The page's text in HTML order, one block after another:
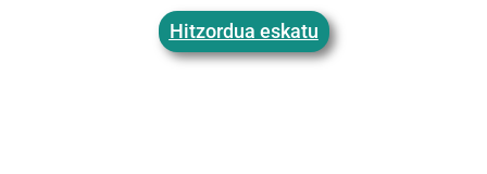
Hitzordua eskatu